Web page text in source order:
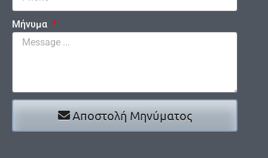
Μήνυμα
Αποστολή Μηνύματος